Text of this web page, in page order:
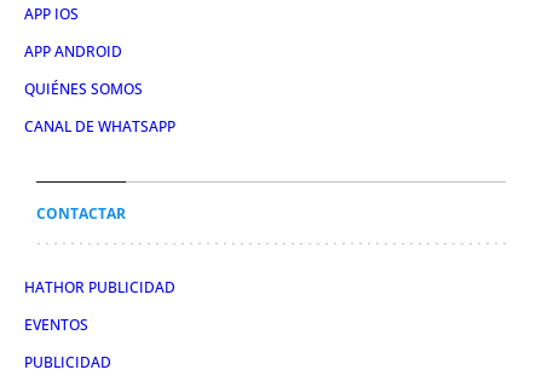
APP IOS
APP ANDROID
QUIÉNES SOMOS
CANAL DE WHATSAPP
CONTACTAR
HATHOR PUBLICIDAD
EVENTOS
PUBLICIDAD